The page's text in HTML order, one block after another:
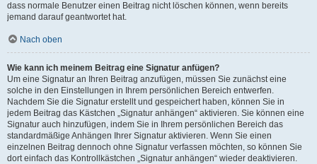
dass normale Benutzer einen Beitrag nicht löschen können, wenn bereits
jemand darauf geantwortet hat.
Nach oben
Wie kann ich meinem Beitrag eine Signatur anfügen?
Um eine Signatur an Ihren Beitrag anzufügen, müssen Sie zunächst eine
solche in den Einstellungen in Ihrem persönlichen Bereich entwerfen.
Nachdem Sie die Signatur erstellt und gespeichert haben, können Sie in
jedem Beitrag das Kästchen „Signatur anhängen“ aktivieren. Sie können eine
Signatur auch hinzufügen, indem Sie in Ihrem persönlichen Bereich das
standardmäßige Anhängen Ihrer Signatur aktivieren. Wenn Sie einen
einzelnen Beitrag dennoch ohne Signatur verfassen möchten, so können Sie
dort einfach das Kontrollkästchen „Signatur anhängen“ wieder deaktivieren.